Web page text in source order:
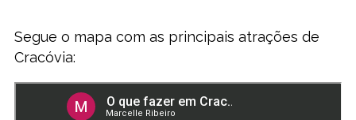
Segue o mapa com as principais atrações de
Cracóvia: